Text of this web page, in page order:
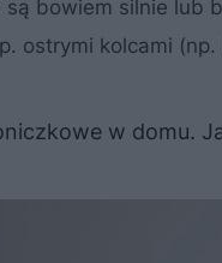
bowiem silnie lub
ostrymi kolcami
w domu.